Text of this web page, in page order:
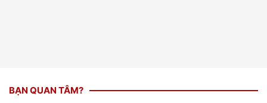
BẠN QUAN TÂM?